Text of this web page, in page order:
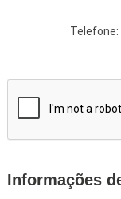
Telefone:
Informações